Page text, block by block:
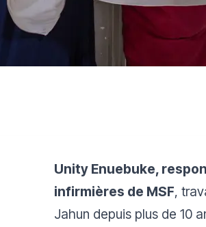
Unity Enuebuke,
infirmières de MSF,
Jahun depuis plus de 10